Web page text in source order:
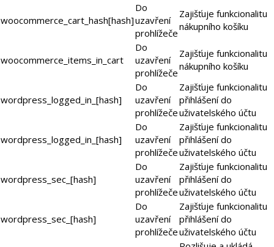
woocommerce_cart_hash[hash]
Do
uzavření
prohlížeče
Zajišťuje funkcionalitu
nákupního košíku
woocommerce_items_in_cart
Do
uzavření
prohlížeče
Zajišťuje funkcionalitu
nákupního košíku
wordpress_logged_in_[hash]
Do
uzavření
prohlížeče
Zajišťuje funkcionalitu
přihlášení do
uživatelského účtu
wordpress_logged_in_[hash]
Do
uzavření
prohlížeče
Zajišťuje funkcionalitu
přihlášení do
uživatelského účtu
wordpress_sec_[hash]
Do
uzavření
prohlížeče
Zajišťuje funkcionalitu
přihlášení do
uživatelského účtu
wordpress_sec_[hash]
Do
uzavření
prohlížeče
Zajišťuje funkcionalitu
přihlášení do
uživatelského účtu